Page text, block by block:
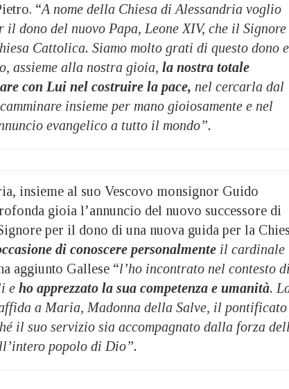
“A nome della Chiesa di Alessandria voglio
il dono del nuovo Papa, Leone XIV, che il Signore
Cattolica. Siamo molto grati di questo dono
assieme alla nostra gioia, la nostra totale
con Lui nel costruire la pace, nel cercarla dal
insieme per mano gioiosamente e nel
evangelico a tutto il mondo”.
insieme al suo Vescovo monsignor Guido
gioia l’annuncio del nuovo successore di
per il dono di una nuova guida per la
di conoscere personalmente il cardinale
aggiunto Gallese “l’ho incontrato nel contesto di
e ho apprezzato la sua competenza e umanità.
a Maria, Madonna della Salve, il
il suo servizio sia accompagnato dalla forza
popolo di Dio”.